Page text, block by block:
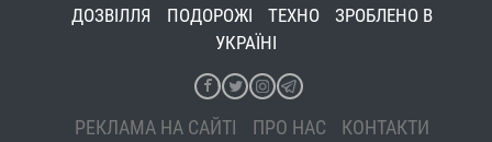
ДОЗВІЛЛЯ
ПОДОРОЖІ ТЕХНО
ЗРОБЛЕНО В
УКРАЇНІ
РЕКЛАМА НА САЙТІ ПРО НАС КОНТАКТИ